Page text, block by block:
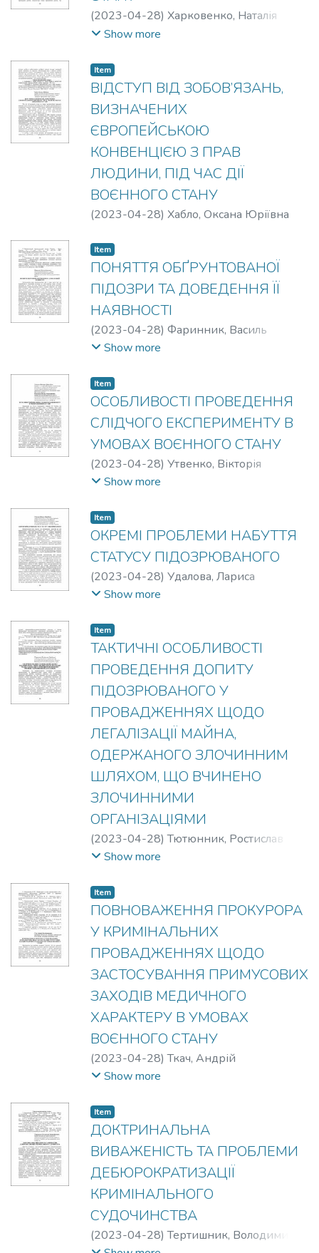
(2023-04-28) Харковенко, Наталія
Сергіївна;Волошина, Владлена
Show more
Item
ВІДСТУП ВІД ЗОБОВ’ЯЗАНЬ,
ВИЗНАЧЕНИХ
ЄВРОПЕЙСЬКОЮ
КОНВЕНЦІЄЮ З ПРАВ
ЛЮДИНИ, ПІД ЧАС ДІЇ
ВОЄННОГО СТАНУ
(2023-04-28) Хабло, Оксана Юріївна
Item
ПОНЯТТЯ ОБҐРУНТОВАНОЇ
ПІДОЗРИ ТА ДОВЕДЕННЯ ЇЇ
НАЯВНОСТІ
(2023-04-28) Фаринник, Василь
Іванович
Show more
Item
ОСОБЛИВОСТІ ПРОВЕДЕННЯ
СЛІДЧОГО ЕКСПЕРИМЕНТУ В
УМОВАХ ВОЄННОГО СТАНУ
(2023-04-28) Утвенко, Вікторія
Віталіївна;Плетенець, Віктор
Show more
Item
ОКРЕМІ ПРОБЛЕМИ НАБУТТЯ
СТАТУСУ ПІДОЗРЮВАНОГО
(2023-04-28) Удалова, Лариса
Давидівна
Show more
Item
ТАКТИЧНІ ОСОБЛИВОСТІ
ПРОВЕДЕННЯ ДОПИТУ
ПІДОЗРЮВАНОГО У
ПРОВАДЖЕННЯХ ЩОДО
ЛЕГАЛІЗАЦІЇ МАЙНА,
ОДЕРЖАНОГО ЗЛОЧИННИМ
ШЛЯХОМ, ЩО ВЧИНЕНО
ЗЛОЧИННИМИ
ОРГАНІЗАЦІЯМИ
(2023-04-28)Тютюнник, Ростислав
Сергійович
Show more
Item
ПОВНОВАЖЕННЯ ПРОКУРОРА
У КРИМІНАЛЬНИХ
ПРОВАДЖЕННЯХ ЩОДО
ЗАСТОСУВАННЯ ПРИМУСОВИХ
ЗАХОДІВ МЕДИЧНОГО
ХАРАКТЕРУ В УМОВАХ
ВОЄННОГО СТАНУ
(2023-04-28)Ткач, Андрій
Володимирович
Show more
Item
ДОКТРИНАЛЬНА
ВИВАЖЕНІСТЬ ТА ПРОБЛЕМИ
ДЕБЮРОКРАТИЗАЦІЇ
КРИМІНАЛЬНОГО
СУДОЧИНСТВА
(2023-04-28)Тертишник, Володимир